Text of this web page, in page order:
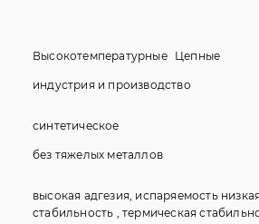
Высокотемпературные Цепные
индустрия и производство
синтетическое
без тяжелых металлов
высокая адгезия, испаряемость
стабильность , термическая